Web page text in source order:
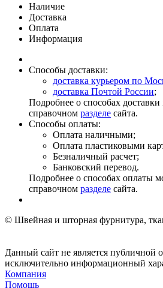
Наличие
Доставка
Оплата
Информация
Способы доставки:
доставка курьером по
доставка Почтой России;
Подробнее о способах
справочном разделе сайта.
Способы оплаты:
Оплата наличными;
Оплата пластиковыми
Безналичный расчет;
Банковский перевод.
Подробнее о способах оплаты
справочном разделе сайта.
© Швейная и шторная фурнитура,
Данный сайт не является публичной
исключительно информационный
Компания
Помощь